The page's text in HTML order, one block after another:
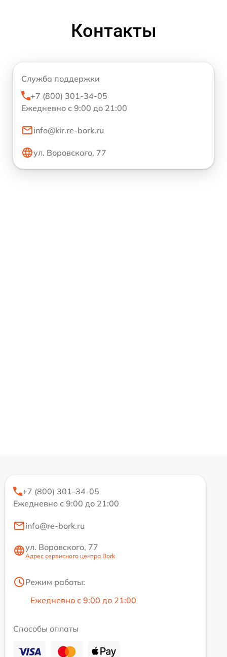
Контакты
Служба поддержки
+7 (800) 301-34-05
Ежедневно с 9:00 до 21:00
info@kir.re-bork.ru
ул. Воровского, 77
+7 (800) 301-34-05
Ежедневно с 9:00 до 21:00
info@re-bork.ru
ул. Воровского, 77
Адрес сервисного центра Bork
Режим работы:
Ежедневно с 9:00 до 21:00
Способы оплаты